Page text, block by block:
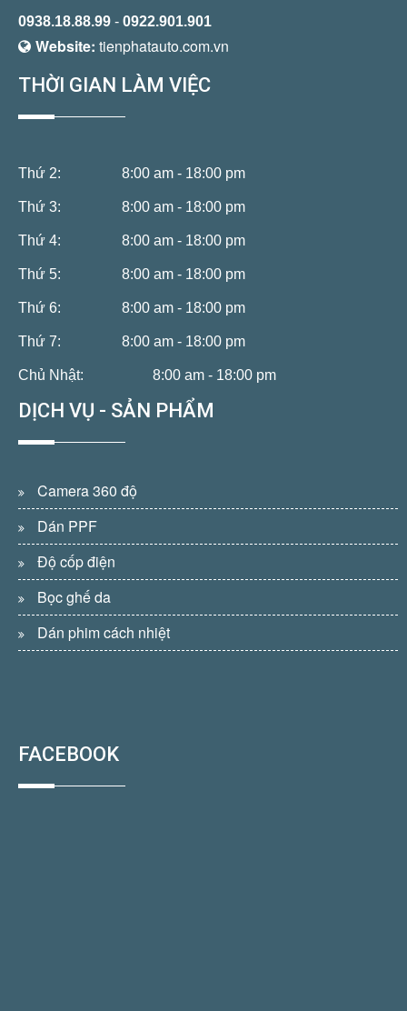
0938.18.88.99 - 0922.901.901
Website: tienphatauto.com.vn
THỜI GIAN LÀM VIỆC
Thứ 2: 8:00 am - 18:00 pm
Thứ 3: 8:00 am - 18:00 pm
Thứ 4: 8:00 am - 18:00 pm
Thứ 5: 8:00 am - 18:00 pm
Thứ 6: 8:00 am - 18:00 pm
Thứ 7: 8:00 am - 18:00 pm
Chủ Nhật: 8:00 am - 18:00 pm
DỊCH VỤ - SẢN PHẨM
Camera 360 độ
Dán PPF
Độ cốp điện
Bọc ghế da
Dán phim cách nhiệt
FACEBOOK